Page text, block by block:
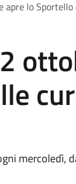
apre lo
mercoledì,